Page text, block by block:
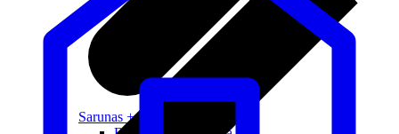
Sarunas + Internets